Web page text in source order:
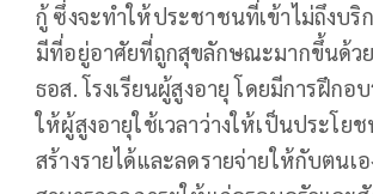
กู้ ซึ่งจะทำให้ประชาชนที่เข้าไม่ถึงบริก
มีที่อยู่อาศัยที่ถูกสุขลักษณะมากขึ้นด้วย
ธอส. โรงเรียนผู้สูงอายุ โดยมีการฝึกอ
ให้ผู้สูงอายุใช้เวลาว่างให้เป็นประโย
สร้างรายได้และลดรายจ่ายให้กับตนเ